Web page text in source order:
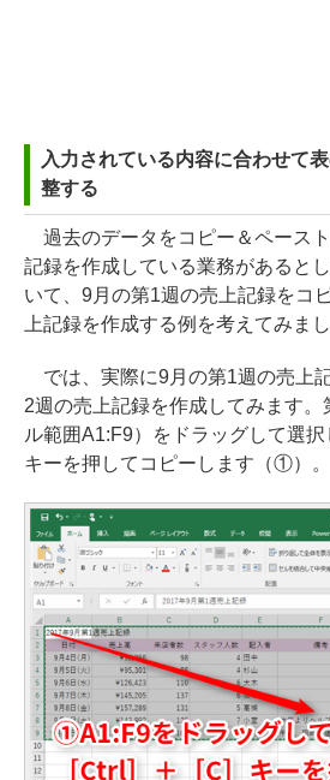
入力されている内容に合わせて
整する
過去のデータをコピー＆ペース
記録を作成している業務があると
いて、9月の第1週の売上記録をコ
上記録を作成する例を考えてみまし
では、実際に9月の第1週の売上
2週の売上記録を作成してみます。
ル範囲A1:F9）をドラッグして選択
キーを押してコピーします（①）。